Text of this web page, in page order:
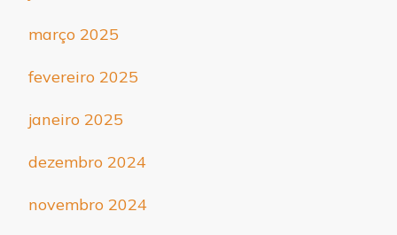
março 2025
fevereiro 2025
janeiro 2025
dezembro 2024
novembro 2024